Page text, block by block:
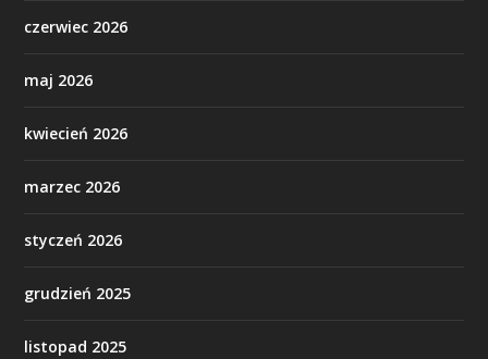
czerwiec 2026
maj 2026
kwiecień 2026
marzec 2026
styczeń 2026
grudzień 2025
listopad 2025